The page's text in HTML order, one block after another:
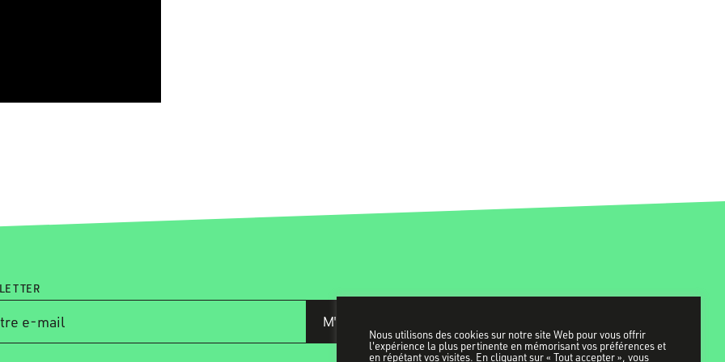
Nous utilisons des cookies sur notre site Web pour vous offrir
l'expérience la plus pertinente en mémorisant vos préférences et
en répétant vos visites. En cliquant sur « Tout accepter », vous